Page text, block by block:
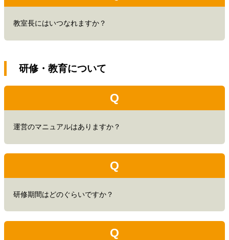
教室長にはいつなれますか？
研修・教育について
Q
運営のマニュアルはありますか？
Q
研修期間はどのぐらいですか？
Q